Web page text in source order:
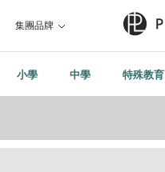
集團品牌
小學 中學 特殊教育